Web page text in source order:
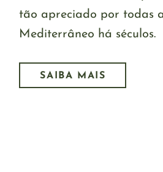
tão apreciado por todas
Mediterrâneo há séculos.
SAIBA MAIS